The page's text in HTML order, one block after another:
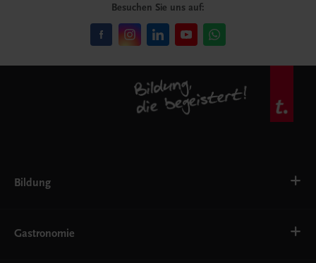
Besuchen Sie uns auf:
Bildung
AHS
Gastronomie